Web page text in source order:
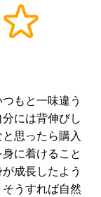
もと一味違う
には背伸びし
思ったら購入
に着けること
成長したよう
うすれば自然